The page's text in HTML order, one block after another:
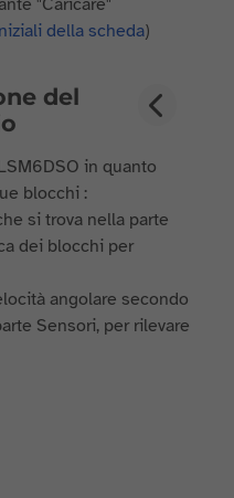
"Caricare"
della scheda)
del
in quanto
blocchi :
si trova nella parte
dei blocchi per
angolare secondo
Sensori, per rilevare